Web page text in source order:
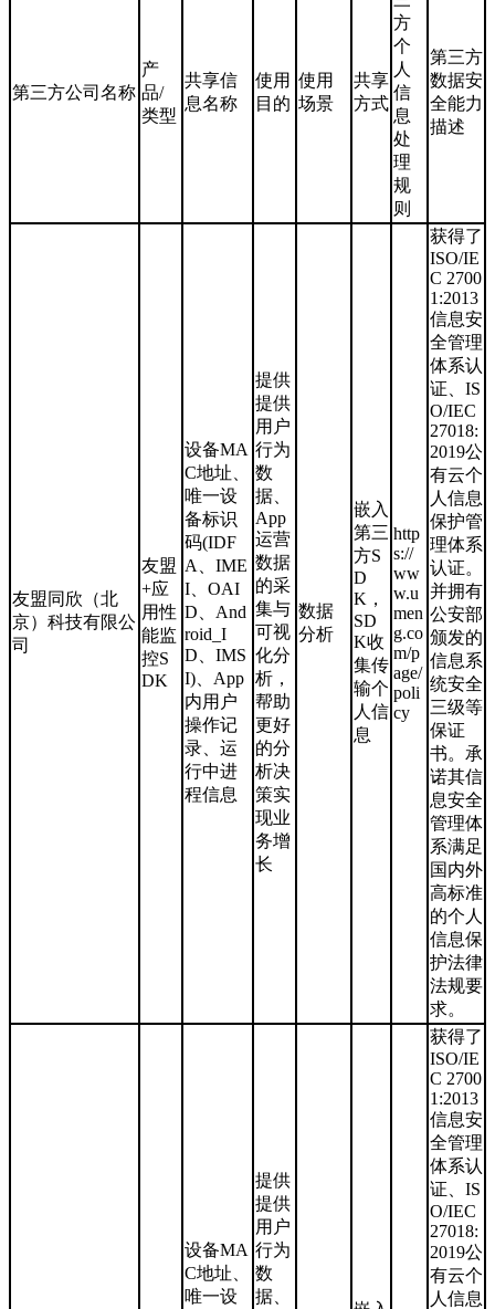
第三方公司名称
产
品/
类型
共享信
息名称
使用
目的
使用
场景
共享
方式
方
个
人
信
息
处
理
规
则
第三方
数据安
全能力
描述
友盟同欣（北
京）科技有限公
司
友盟
+应
用性
能监
控S
DK
设备MA
C地址、
唯一设
备标识
码(IDF
A、IME
I、OAI
D、And
roid_I
D、IMS
I)、App
内用户
操作记
录、运
行中进
程信息
提供
提供
用户
行为
数
据、
App
运营
数据
的采
集与
可视
化分
析，
帮助
更好
的分
析决
策实
现业
务增
长
数据
分析
嵌入
第三
方S
D
K，
SD
K收
集传
输个
人信
息
http
s://
ww
w.u
men
g.co
m/p
age/
poli
cy
获得了
ISO/IE
C 2700
1:2013
信息安
全管理
体系认
证、IS
O/IEC
27018:
2019公
有云个
人信息
保护管
理体系
认证。
并拥有
公安部
颁发的
信息系
统安全
三级等
保证
书。承
诺其信
息安全
管理体
系满足
国内外
高标准
的个人
信息保
护法律
法规要
求。
设备MA
C地址、
唯一设
提供
提供
用户
行为
数
据、
获得了
ISO/IE
C 2700
1:2013
信息安
全管理
体系认
证、IS
O/IEC
27018:
2019公
有云个
人信息